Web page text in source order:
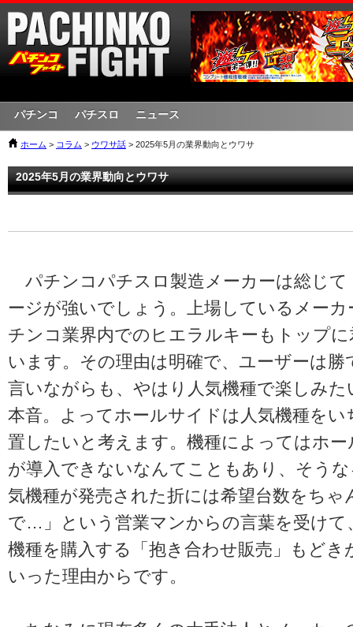
パチンコ パチスロ ニュース
ホーム > コラム > ウワサ話 > 2025年5月の業界動向とウワサ
2025年5月の業界動向とウワサ
パチンコパチスロ製造メーカーは総じて
ージが強いでしょう。上場しているメー
チンコ業界内でのヒエラルキーもトップ
います。その理由は明確で、ユーザーは
言いながらも、やはり人気機種で楽しみ
本音。よってホールサイドは人気機種をい
置したいと考えます。機種によってはホ
が導入できないなんてこともあり、そう
気機種が発売された折には希望台数をち
で…」という営業マンからの言葉を受けて
機種を購入する「抱き合わせ販売」もどき
いった理由からです。